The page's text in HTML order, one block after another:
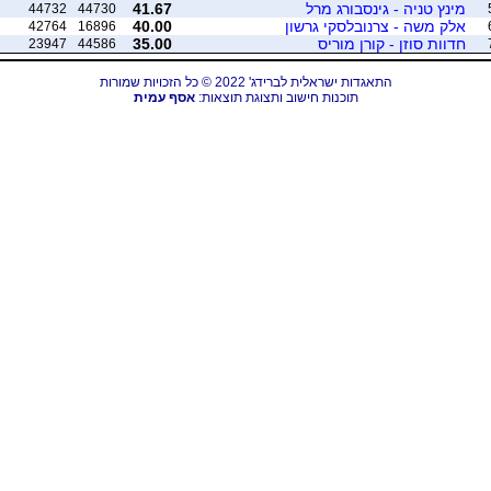
מינץ טניה - גינסבורג מרל 41.67
44730
44732
אלק משה - צרנובלסקי גרשון 40.00
16896
42764
חדוות סוזן - קורן מוריס 35.00
44586
23947
התאגדות ישראלית לברידג' 2022 © כל הזכויות שמורות
תוכנות חישוב ותצוגת תוצאות:אסף עמית